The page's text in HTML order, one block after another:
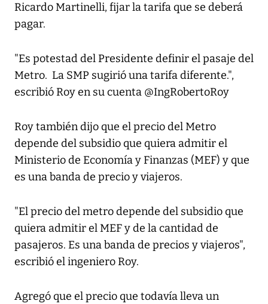
Ricardo Martinelli, fijar la tarifa que se deberá
pagar.
"Es potestad del Presidente definir el pasaje del
Metro. La SMP sugirió una tarifa diferente.",
escribió Roy en su cuenta @IngRobertoRoy
Roy también dijo que el precio del Metro
depende del subsidio que quiera admitir el
Ministerio de Economía y Finanzas (MEF) y que
es una banda de precio y viajeros.
"El precio del metro depende del subsidio que
quiera admitir el MEF y de la cantidad de
pasajeros. Es una banda de precios y viajeros",
escribió el ingeniero Roy.
Agregó que el precio que todavía lleva un